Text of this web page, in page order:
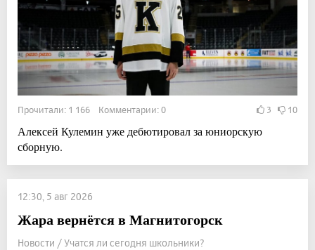
Прочитали: 1 166 Комментарии: 0 3 10
Алексей Кулемин уже дебютировал за юниорскую
сборную.
12:30, 5 авг 2026
Жара вернётся в Магнитогорск
Новости / Учатся ли сегодня школьники?